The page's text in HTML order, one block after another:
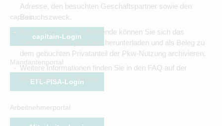
Adresse, den besuchten Geschäftspartner sowie den
Besuchszweck.
Am Monats- bzw. Jahresende können Sie sich das
Fahrtenbuch als pdf-Datei herunterladen und als Beleg zu
dem gebuchten Privatanteil der Pkw-Nutzung archivieren.
Weitere Informationen finden Sie in den FAQ auf der
Internetseite von Vimcar.
capitain
capitain-Login
Mandantenportal
ETL-PISA-Login
Arbeitnehmerportal